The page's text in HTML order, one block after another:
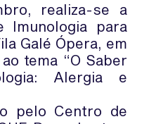
realiza-se a
Imunologia para
Galé Ópera, em
tema “O Saber
Alergia e
pelo Centro de